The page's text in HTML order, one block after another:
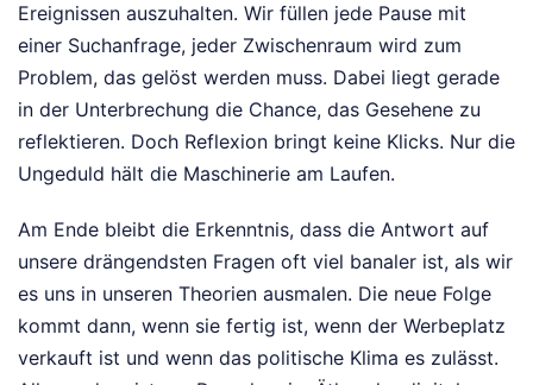
Ereignissen auszuhalten. Wir füllen jede Pause mit
einer Suchanfrage, jeder Zwischenraum wird zum
Problem, das gelöst werden muss. Dabei liegt gerade
in der Unterbrechung die Chance, das Gesehene zu
reflektieren. Doch Reflexion bringt keine Klicks. Nur die
Ungeduld hält die Maschinerie am Laufen.
Am Ende bleibt die Erkenntnis, dass die Antwort auf
unsere drängendsten Fragen oft viel banaler ist, als wir
es uns in unseren Theorien ausmalen. Die neue Folge
kommt dann, wenn sie fertig ist, wenn der Werbeplatz
verkauft ist und wenn das politische Klima es zulässt.